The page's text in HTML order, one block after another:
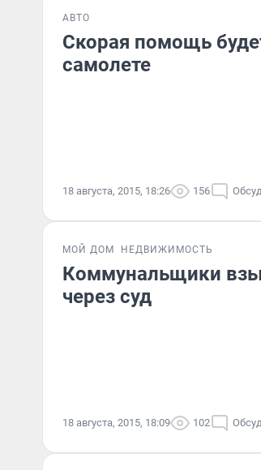
АВТО
Скорая помощь
самолете
18 августа, 2015, 18:26 156
МОЙ ДОМ НЕДВИЖИМОСТЬ
Коммунальщики
через суд
18 августа, 2015, 18:09 102